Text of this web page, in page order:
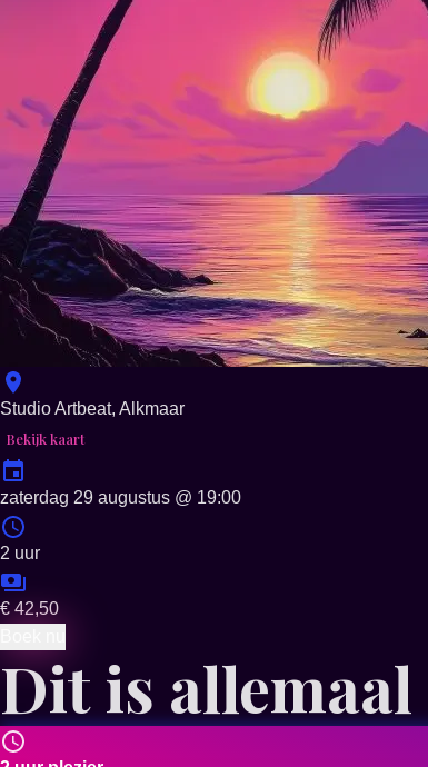
Studio Artbeat, Alkmaar
Bekijk kaart
zaterdag 29 augustus @ 19:00
2 uur
€ 42,50
Dit is